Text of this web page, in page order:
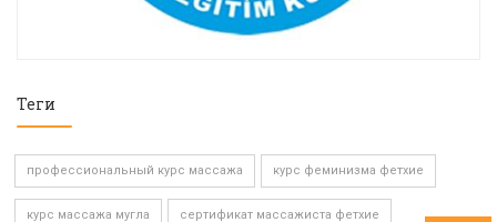
Теги
профессиональный курс массажа курс феминизма фетхие
курс массажа мугла сертификат массажиста фетхие